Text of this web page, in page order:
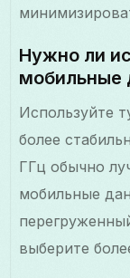
Нужно ли
мобильные
Используйте
более
ГГц обычно
мобильные
выберите